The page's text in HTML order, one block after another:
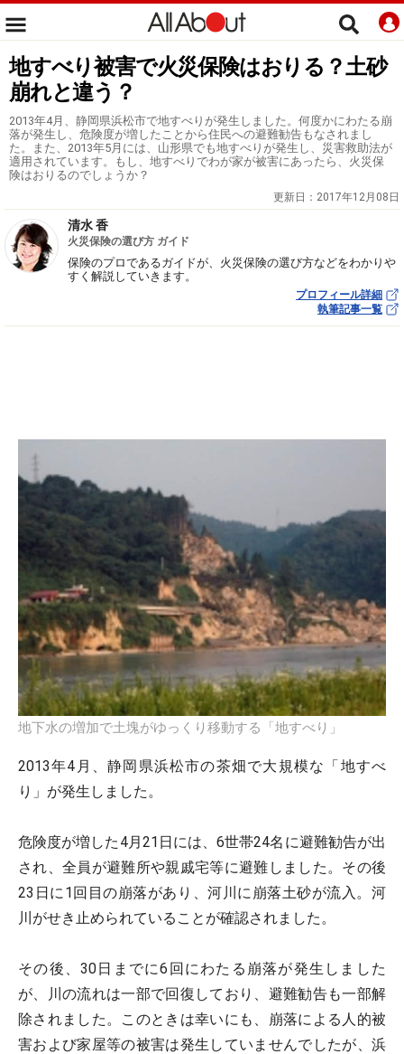
地すべり被害で火災保険はおりる？土砂
崩れと違う？
2013年4月、静岡県浜松市で地すべりが発生しました。何度かにわたる崩
落が発生し、危険度が増したことから住民への避難勧告もなされまし
た。また、2013年5月には、山形県でも地すべりが発生し、災害救助法が
適用されています。もし、地すべりでわが家が被害にあったら、火災保
険はおりるのでしょうか？
更新日： 2017年12月08日
清水 香
火災保険の選び方 ガイド
保険のプロであるガイドが、火災保険の選び方などをわかりや
すく解説していきます。
プロフィール詳細
執筆記事一覧
地下水の増加で土塊がゆっくり移動する「地すべり」
2013年4月、静岡県浜松市の茶畑で大規模な「地すべ
り」が発生しました。
危険度が増した4月21日には、6世帯24名に避難勧告が出
され、全員が避難所や親戚宅等に避難しました。その後
23日に1回目の崩落があり、河川に崩落土砂が流入。河
川がせき止められていることが確認されました。
その後、30日までに6回にわたる崩落が発生しました
が、川の流れは一部で回復しており、避難勧告も一部解
除されました。このときは幸いにも、崩落による人的被
害および家屋等の被害は発生していませんでしたが、浜